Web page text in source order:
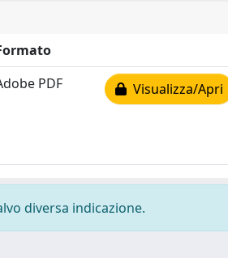
PDF Visualizza/Apri
diversa indicazione.